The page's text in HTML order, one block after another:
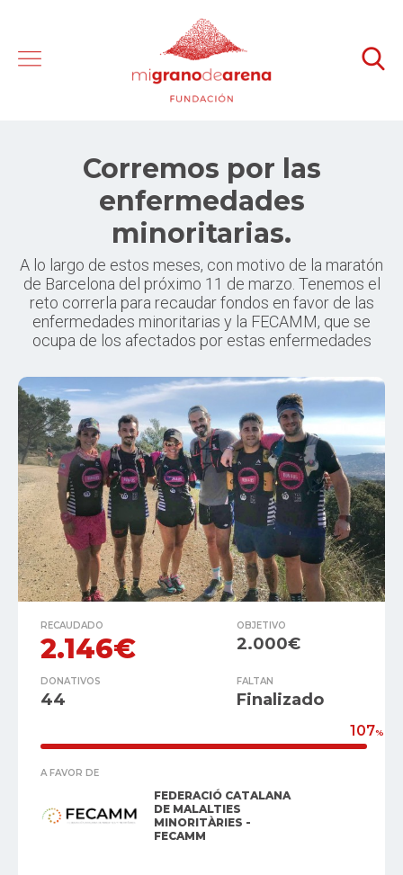
Corremos por las
enfermedades
minoritarias.
A lo largo de estos meses, con motivo de la maratón
de Barcelona del próximo 11 de marzo. Tenemos el
reto correrla para recaudar fondos en favor de las
enfermedades minoritarias y la FECAMM, que se
ocupa de los afectados por estas enfermedades
RECAUDADO
2.146€
OBJETIVO
2.000€
DONATIVOS
44
FALTAN
Finalizado
107%
A FAVOR DE
FEDERACIÓ CATALANA
DE MALALTIES
MINORITÀRIES -
FECAMM